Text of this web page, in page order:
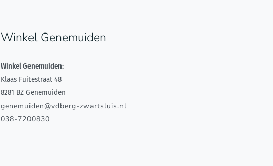
Winkel Genemuiden
Winkel Genemuiden:
Klaas Fuitestraat 48
8281 BZ Genemuiden
genemuiden@vdberg-zwartsluis.nl
038-7200830